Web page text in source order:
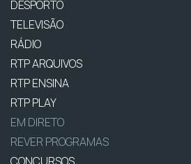
DESPORTO
TELEVISÃO
RÁDIO
RTP ARQUIVOS
RTP ENSINA
RTP PLAY
EM DIRETO
REVER PROGRAMAS